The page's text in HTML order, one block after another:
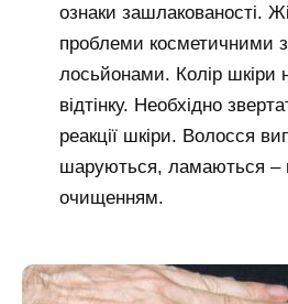
ознаки зашлакованості.
проблеми косметичними
лосьйонами. Колір шкіри
відтінку. Необхідно
реакції шкіри. Волосся
шаруються, ламаються –
очищенням.